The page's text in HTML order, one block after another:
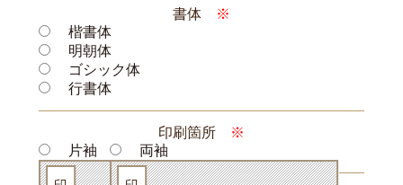
書体
※
楷書体
明朝体
ゴシック体
行書体
印刷箇所
※
片袖
両袖